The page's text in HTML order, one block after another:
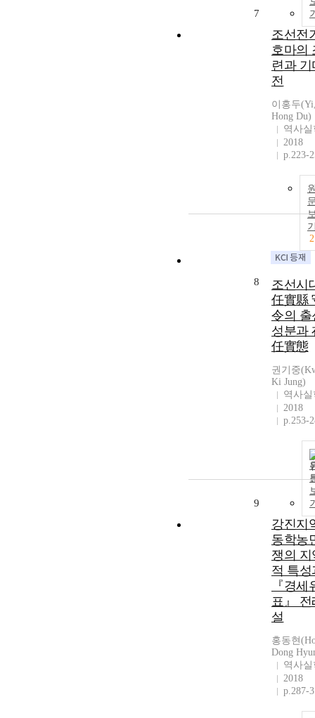
7
조선전
호마의
련과 기
전
이홍두
Hong Du)
역사
2018
p.223-
2
8
조선시
任實縣
令의 출
성분과
任實態
권기중
Ki Jung)
역사
2018
p.253-
9
강진지
동학농
쟁의 지
적 특성
『경세
표』 전
설
홍동현
Dong
역사
2018
p.287-